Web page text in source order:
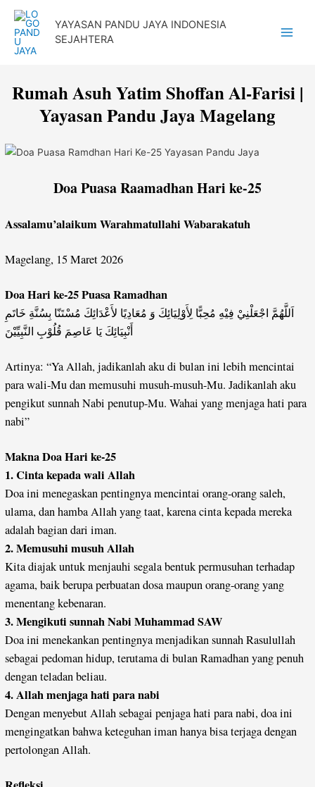
Lewati
konten
YAYASAN PANDU JAYA INDONESIA
SEJAHTERA
Rumah Asuh Yatim Shoffan Al-Farisi |
Yayasan Pandu Jaya Magelang
Doa Puasa Raamadhan Hari ke-25
Assalamu’alaikum Warahmatullahi Wabarakatuh
Magelang, 15 Maret 2026
Doa Hari ke-25 Puasa Ramadhan
اَللَّهُمَّ اجْعَلْنِيْ فِيْهِ مُحِبًّا لِأَوْلِيَائِكَ وَ مُعَادِيًا لأَعْدَائِكَ مُسْتَنّا بِسُنَّةِ خَاتَمِ
أَنْبِيَائِكَ يَا عَاصِمَ قُلُوْبِ النَّبِيِّيْنَ
Artinya: “Ya Allah, jadikanlah aku di bulan ini lebih mencintai
para wali-Mu dan memusuhi musuh-musuh-Mu. Jadikanlah aku
pengikut sunnah Nabi penutup-Mu. Wahai yang menjaga hati para
nabi”
Makna Doa Hari ke-25
1. Cinta kepada wali Allah
Doa ini menegaskan pentingnya mencintai orang-orang saleh,
ulama, dan hamba Allah yang taat, karena cinta kepada mereka
adalah bagian dari iman.
2. Memusuhi musuh Allah
Kita diajak untuk menjauhi segala bentuk permusuhan terhadap
agama, baik berupa perbuatan dosa maupun orang-orang yang
menentang kebenaran.
3. Mengikuti sunnah Nabi Muhammad SAW
Doa ini menekankan pentingnya menjadikan sunnah Rasulullah
sebagai pedoman hidup, terutama di bulan Ramadhan yang penuh
dengan teladan beliau.
4. Allah menjaga hati para nabi
Dengan menyebut Allah sebagai penjaga hati para nabi, doa ini
mengingatkan bahwa keteguhan iman hanya bisa terjaga dengan
pertolongan Allah.